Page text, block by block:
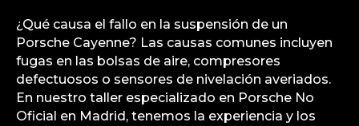
¿Qué causa el fallo en la suspensión de un
Porsche Cayenne? Las causas comunes incluyen
fugas en las bolsas de aire, compresores
defectuosos o sensores de nivelación averiados.
En nuestro taller especializado en Porsche No
Oficial en Madrid, tenemos la experiencia y los